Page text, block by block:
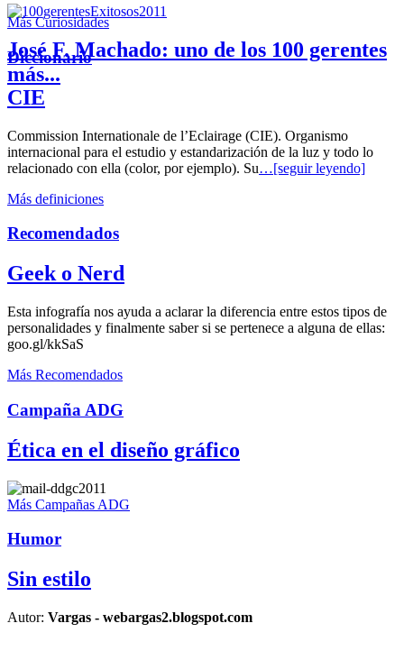
José F. Machado: uno de los 100 gerentes
más...
Más Curiosidades
Diccionario
CIE
Commission Internationale de l’Eclairage (CIE). Organismo
internacional para el estudio y estandarización de la luz y todo lo
relacionado con ella (color, por ejemplo). Su…[seguir leyendo]
Más definiciones
Recomendados
Geek o Nerd
Esta infografía nos ayuda a aclarar la diferencia entre estos tipos de
personalidades y finalmente saber si se pertenece a alguna de ellas:
goo.gl/kkSaS
Más Recomendados
Campaña ADG
Ética en el diseño gráfico
Más Campañas ADG
Humor
Sin estilo
Autor: Vargas - webargas2.blogspot.com